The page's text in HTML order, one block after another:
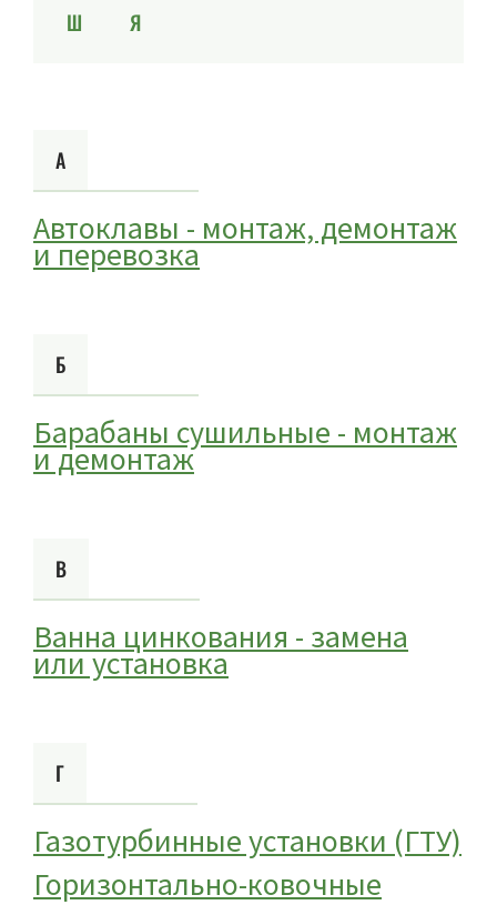
Ш Я
А
Автоклавы - монтаж, демонтаж
и перевозка
Б
Барабаны сушильные - монтаж
и демонтаж
В
Ванна цинкования - замена
или установка
Г
Газотурбинные установки (ГТУ)
Горизонтально-ковочные